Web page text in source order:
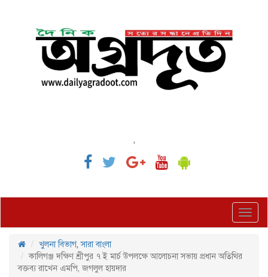
,
খুলনা বিভাগ,সারা বাংলা
কালিগঞ্জ দক্ষিণ শ্রীপুর ৭ ই মার্চ উপলক্ষে আলোচনা সভায় প্রধান অতিথির
বক্তব্য রাখেন এমপি, জগলুল হায়দার